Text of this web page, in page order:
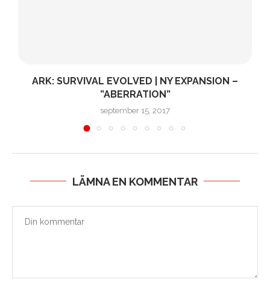
ARK: SURVIVAL EVOLVED | NY EXPANSION –
”ABERRATION”
september 15, 2017
LÄMNA EN KOMMENTAR